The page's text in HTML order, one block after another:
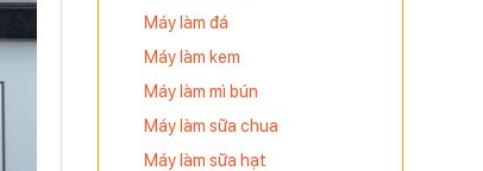
Máy làm đá
Máy làm kem
Máy làm mì bún
Máy làm sữa chua
Máy làm sữa hạt